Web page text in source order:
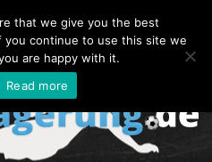
About
Contact FAQ
that we give you the best
continue to use this site we
are happy with it.
Read more